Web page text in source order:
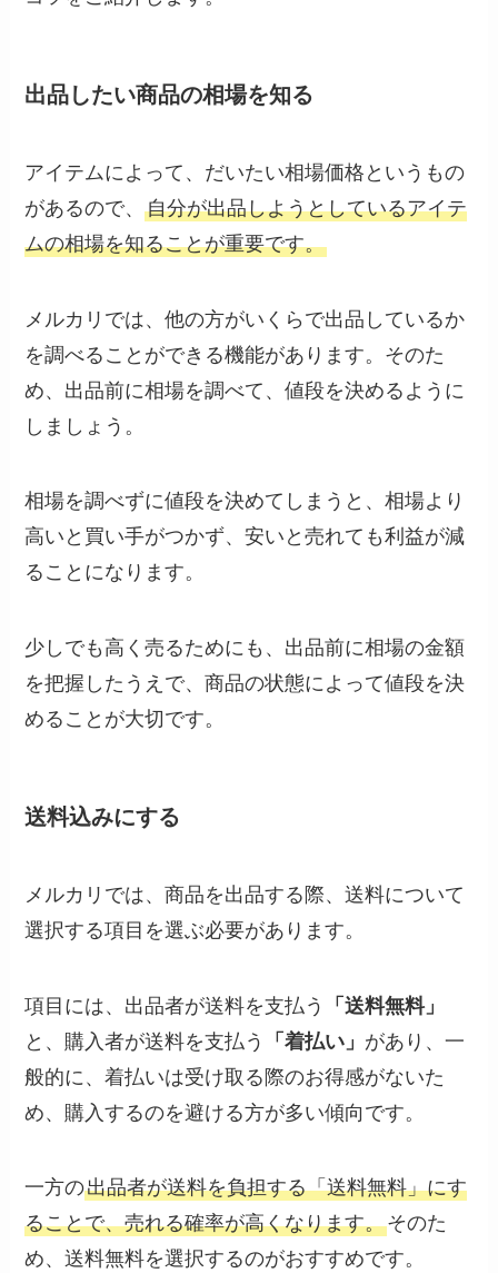
出品したい商品の相場を知る
アイテムによって、だいたい相場価格というもの
があるので、自分が出品しようとしているアイテ
ムの相場を知ることが重要です。
メルカリでは、他の方がいくらで出品しているか
を調べることができる機能があります。そのた
め、出品前に相場を調べて、値段を決めるように
しましょう。
相場を調べずに値段を決めてしまうと、相場より
高いと買い手がつかず、安いと売れても利益が減
ることになります。
少しでも高く売るためにも、出品前に相場の金額
を把握したうえで、商品の状態によって値段を決
めることが大切です。
送料込みにする
メルカリでは、商品を出品する際、送料について
選択する項目を選ぶ必要があります。
項目には、出品者が送料を支払う
「送料無料」
と、購入者が送料を支払う
「着払い」 があり、一
般的に、着払いは受け取る際のお得感がないた
め、購入するのを避ける方が多い傾向です。
一方の出品者が送料を負担する「送料無料」にす
ることで、売れる確率が高くなります。そのた
め、送料無料を選択するのがおすすめです。